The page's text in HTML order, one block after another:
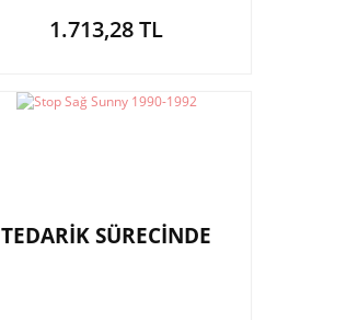
1.713,28 TL
TEDARİK SÜRECİNDE